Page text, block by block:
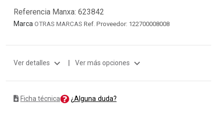
Referencia Manxa: 623842
Marca OTRAS MARCAS Ref. Proveedor: 122700008008
Ver detalles expand_more | Ver más opciones expand_more
Ficha técnica ¿Alguna duda?